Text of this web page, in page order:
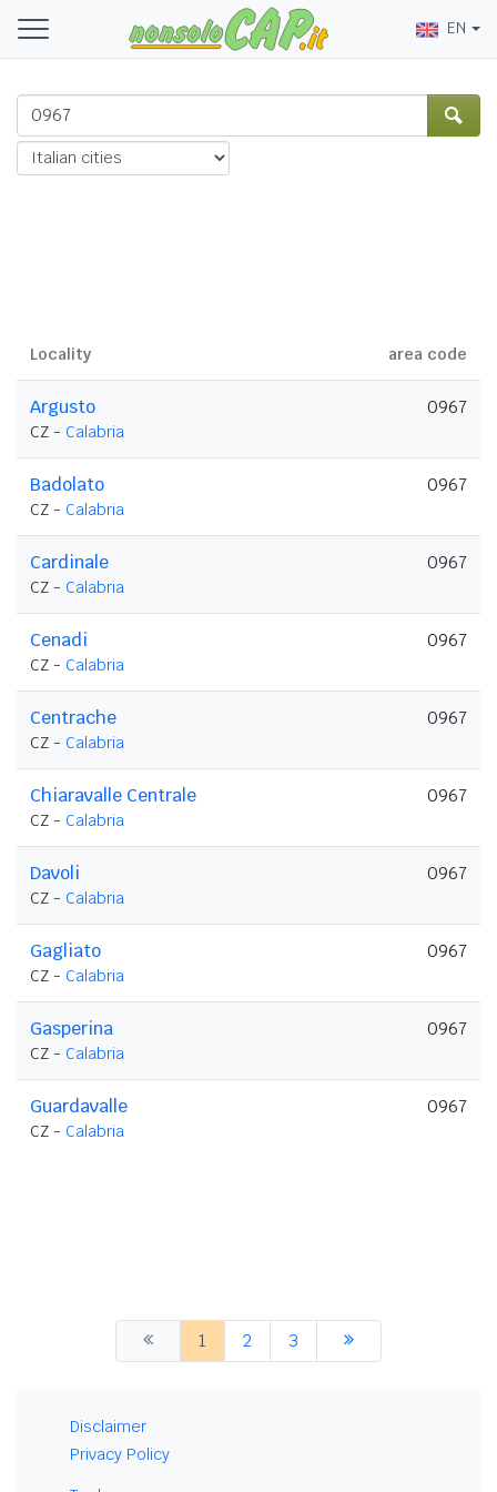
EN
Locality area code
Argusto
CZ - Calabria
0967
Badolato
CZ - Calabria
0967
Cardinale
CZ - Calabria
0967
Cenadi
CZ - Calabria
0967
Centrache
CZ - Calabria
0967
Chiaravalle Centrale
CZ - Calabria
0967
Davoli
CZ - Calabria
0967
Gagliato
CZ - Calabria
0967
Gasperina
CZ - Calabria
0967
Guardavalle
CZ - Calabria
0967
1 2 3
Disclaimer
Privacy Policy